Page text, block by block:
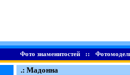
Фото знаменитостей::
.: Мадонна